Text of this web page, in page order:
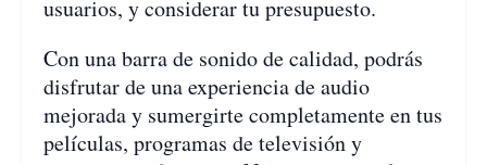
usuarios, y considerar tu presupuesto.
Con una barra de sonido de calidad, podrás
disfrutar de una experiencia de audio
mejorada y sumergirte completamente en tus
películas, programas de televisión y